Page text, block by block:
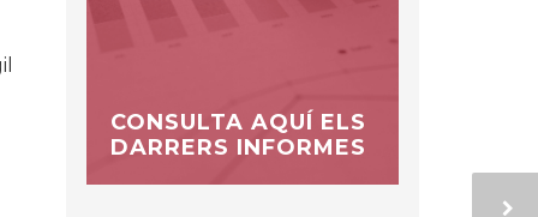
CONSULTA AQUÍ ELS
DARRERS INFORMES